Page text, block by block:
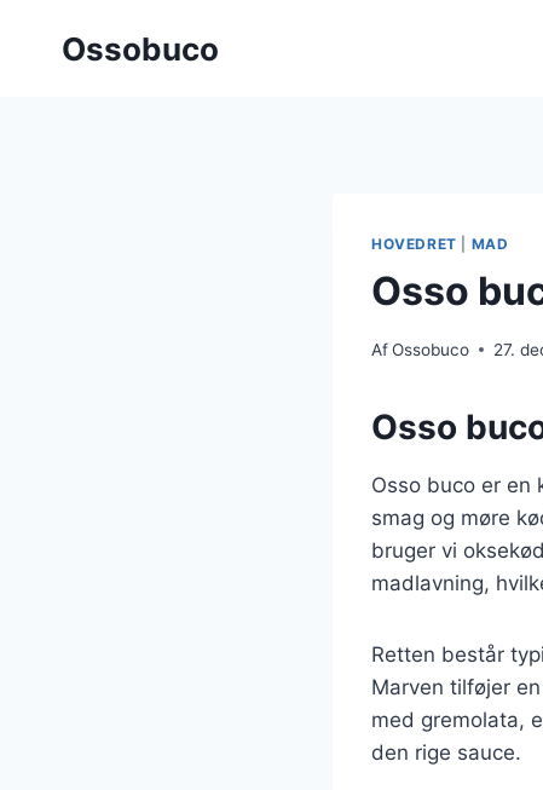
Ossobuco
HOVEDRET MAD
Osso
AfOssobuco 27.
Osso
Osso buco er en
smag og møre
bruger vi
madlavning,
Retten består
Marven tilføjer
med gremolata,
den rige sauce.